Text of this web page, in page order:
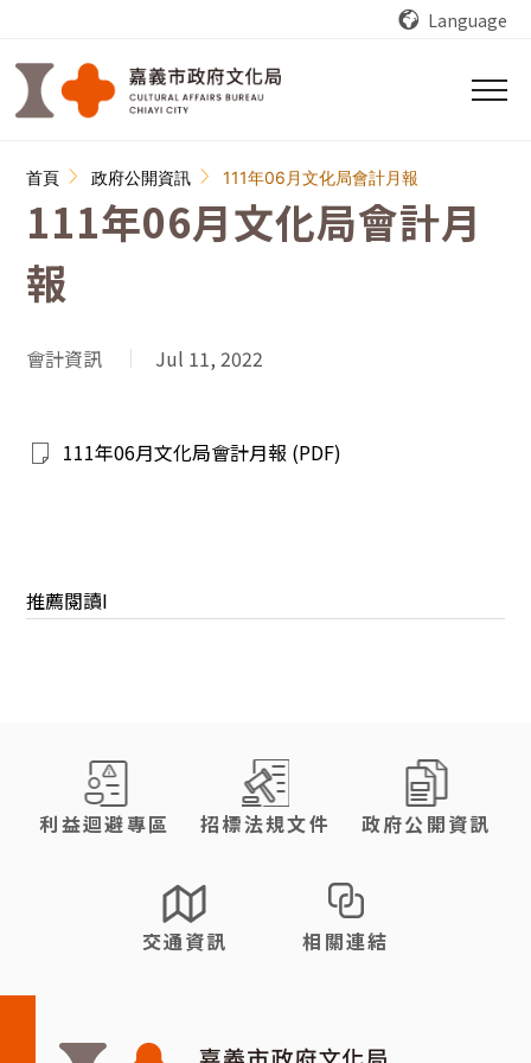
Language
首頁 政府公開資訊 111年06月文化局會計月報
111年06月文化局會計月
報
會計資訊 Jul 11, 2022
111年06月文化局會計月報 (PDF)
推薦閱讀I
利益迴避專區 招標法規文件 政府公開資訊
交通資訊 相關連結